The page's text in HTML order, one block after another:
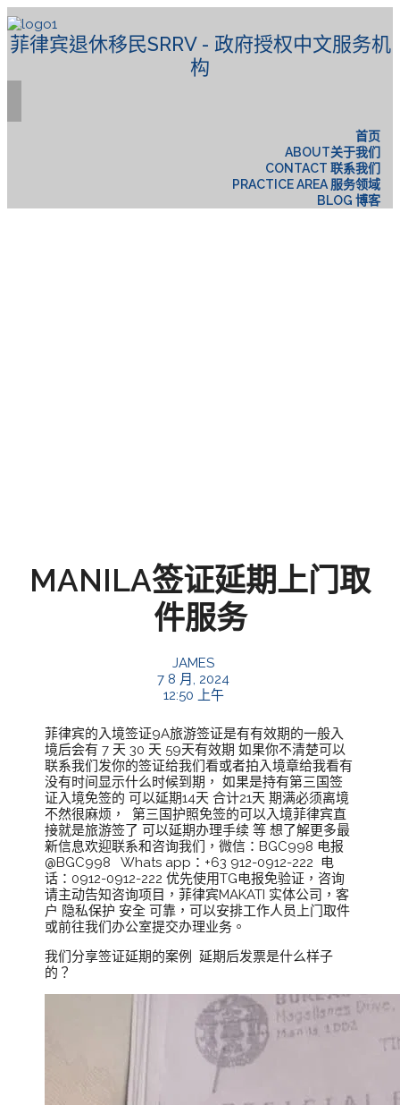
菲律宾退休移民SRRV - 政府授权中文服务机
构
首页
ABOUT关于我们
CONTACT 联系我们
PRACTICE AREA 服务领域
BLOG 博客
MANILA签证延期上门取
件服务
JAMES
7 8 月, 2024
12:50 上午
菲律宾的入境签证9A旅游签证是有有效期的一般入
境后会有 7 天 30 天 59天有效期 如果你不清楚可以
联系我们发你的签证给我们看或者拍入境章给我看有
没有时间显示什么时候到期， 如果是持有第三国签
证入境免签的 可以延期14天 合计21天 期满必须离境
不然很麻烦， 第三国护照免签的可以入境菲律宾直
接就是旅游签了 可以延期办理手续 等 想了解更多最
新信息欢迎联系和咨询我们，微信：BGC998 电报
@BGC998 Whats app：+63 912-0912-222 电
话：0912-0912-222 优先使用TG电报免验证，咨询
请主动告知咨询项目，菲律宾MAKATI 实体公司，客
户 隐私保护 安全 可靠，可以安排工作人员上门取件
或前往我们办公室提交办理业务。
我们分享签证延期的案例 延期后发票是什么样子
的？